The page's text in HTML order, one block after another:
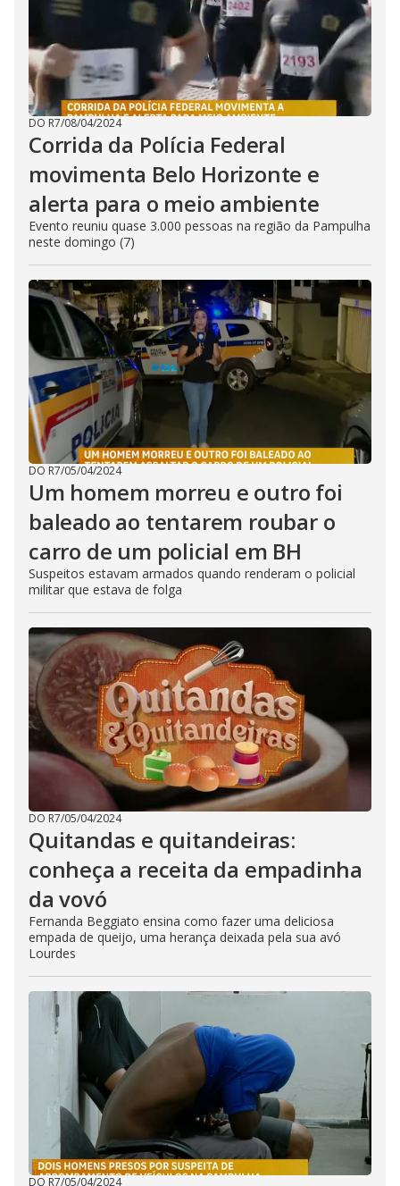
DO R7/08/04/2024
Corrida da Polícia Federal
movimenta Belo Horizonte e
alerta para o meio ambiente
Evento reuniu quase 3.000 pessoas na região da Pampulha
neste domingo (7)
DO R7/05/04/2024
Um homem morreu e outro foi
baleado ao tentarem roubar o
carro de um policial em BH
Suspeitos estavam armados quando renderam o policial
militar que estava de folga
DO R7/05/04/2024
Quitandas e quitandeiras:
conheça a receita da empadinha
da vovó
Fernanda Beggiato ensina como fazer uma deliciosa
empada de queijo, uma herança deixada pela sua avó
Lourdes
DO R7/05/04/2024